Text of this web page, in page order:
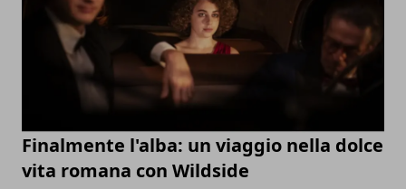
Finalmente l'alba: un viaggio nella dolce
vita romana con Wildside